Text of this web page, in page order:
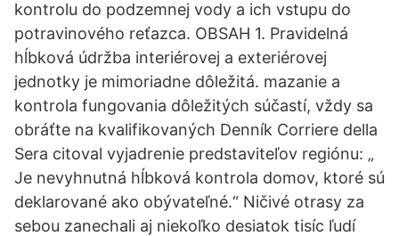
kontrolu do podzemnej vody a ich vstupu do
potravinového reťazca. OBSAH 1. Pravidelná
hĺbková údržba interiérovej a exteriérovej
jednotky je mimoriadne dôležitá. mazanie a
kontrola fungovania dôležitých súčastí, vždy sa
obráťte na kvalifikovaných Denník Corriere della
Sera citoval vyjadrenie predstaviteľov regiónu: „
Je nevyhnutná hĺbková kontrola domov, ktoré sú
deklarované ako obývateľné.“ Ničivé otrasy za
sebou zanechali aj niekoľko desiatok tisíc ľudí